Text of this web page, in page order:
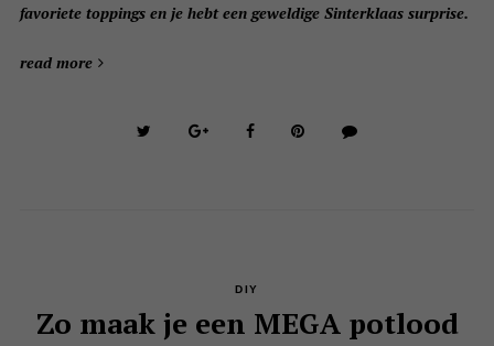
favoriete toppings en je hebt een geweldige Sinterklaas surprise.
read more
DIY
Zo maak je een MEGA potlood